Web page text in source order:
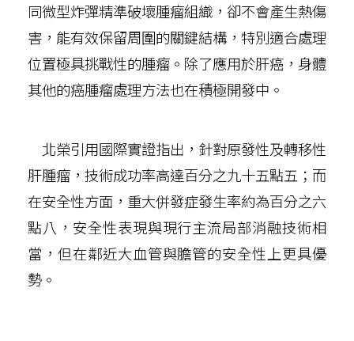
同微型炸彈精準破壞腫瘤組織，卻不會產生熱傷
害，能有效保留周圍的關鍵結構，特別適合處理
位置極具挑戰性的腫瘤。除了應用於肝癌，身體
其他的癌腫瘤處理方法也在積極開發中。
北榮引用國際實證指出，針對原發性及轉移性
肝腫瘤，技術成功率高達百分之九十五點五；而
在安全性方面，重大併發症發生率約為百分之六
點八，安全性表現與現行主流局部消融技術相
當，但在鄰近大血管與膽管的安全性上更具優
勢。